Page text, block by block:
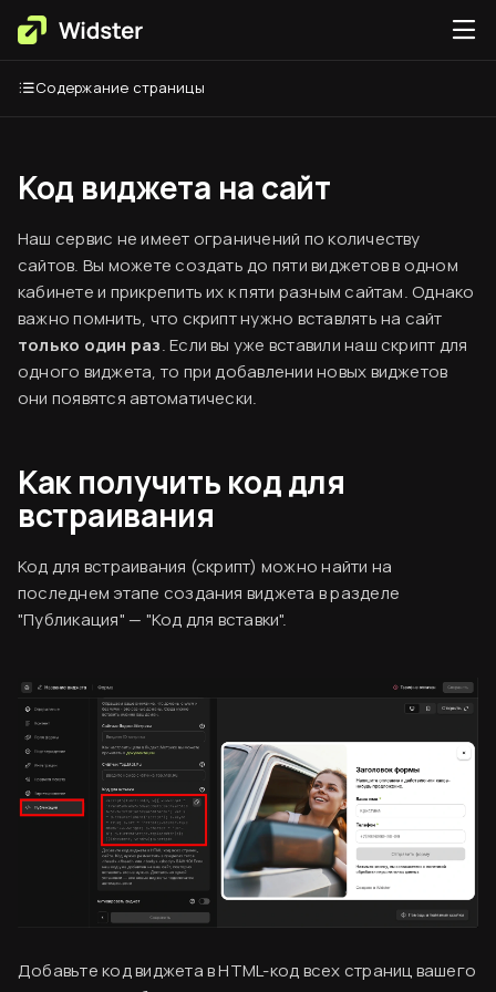
Вводная информация
База знаний
Создание аккаунта
Код виджета
Код виджета на сайт
Наш сервис не имеет ограничений по количеству
сайтов. Вы можете создать до пяти виджетов в одном
кабинете и прикрепить их к пяти разным сайтам. Однако
важно помнить, что скрипт нужно вставлять на сайт
только один раз. Если вы уже вставили наш скрипт для
одного виджета, то при добавлении новых виджетов
они появятся автоматически.
Как получить код для
встраивания
Код для встраивания (скрипт) можно найти на
последнем этапе создания виджета в разделе
"Публикация" — "Код для вставки".
Добавьте код виджета в HTML-код всех страниц вашего
Содержание страницы
Согласен
Финальный ужин Два шефа – одна кухня